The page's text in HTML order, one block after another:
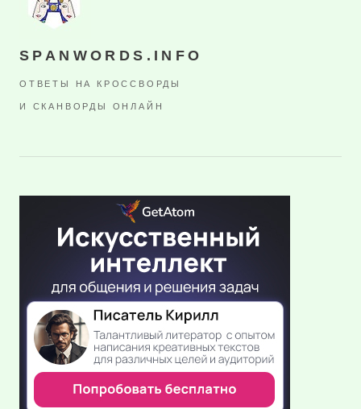
SPANWORDS.INFO
ОТВЕТЫ НА КРОССВОРДЫ
И СКАНВОРДЫ ОНЛАЙН